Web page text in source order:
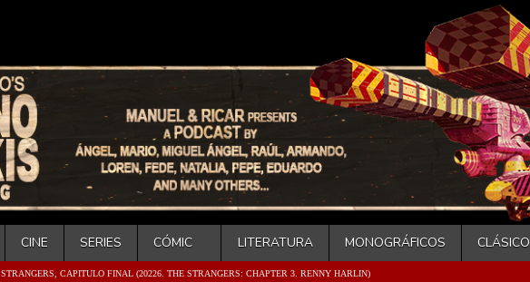
CINE SERIES CÓMIC LITERATURA MONOGRÁFICOS CLÁSICO
STRANGERS, CAPITULO FINAL (20226. THE STRANGERS: CHAPTER 3. RENNY HARLIN)